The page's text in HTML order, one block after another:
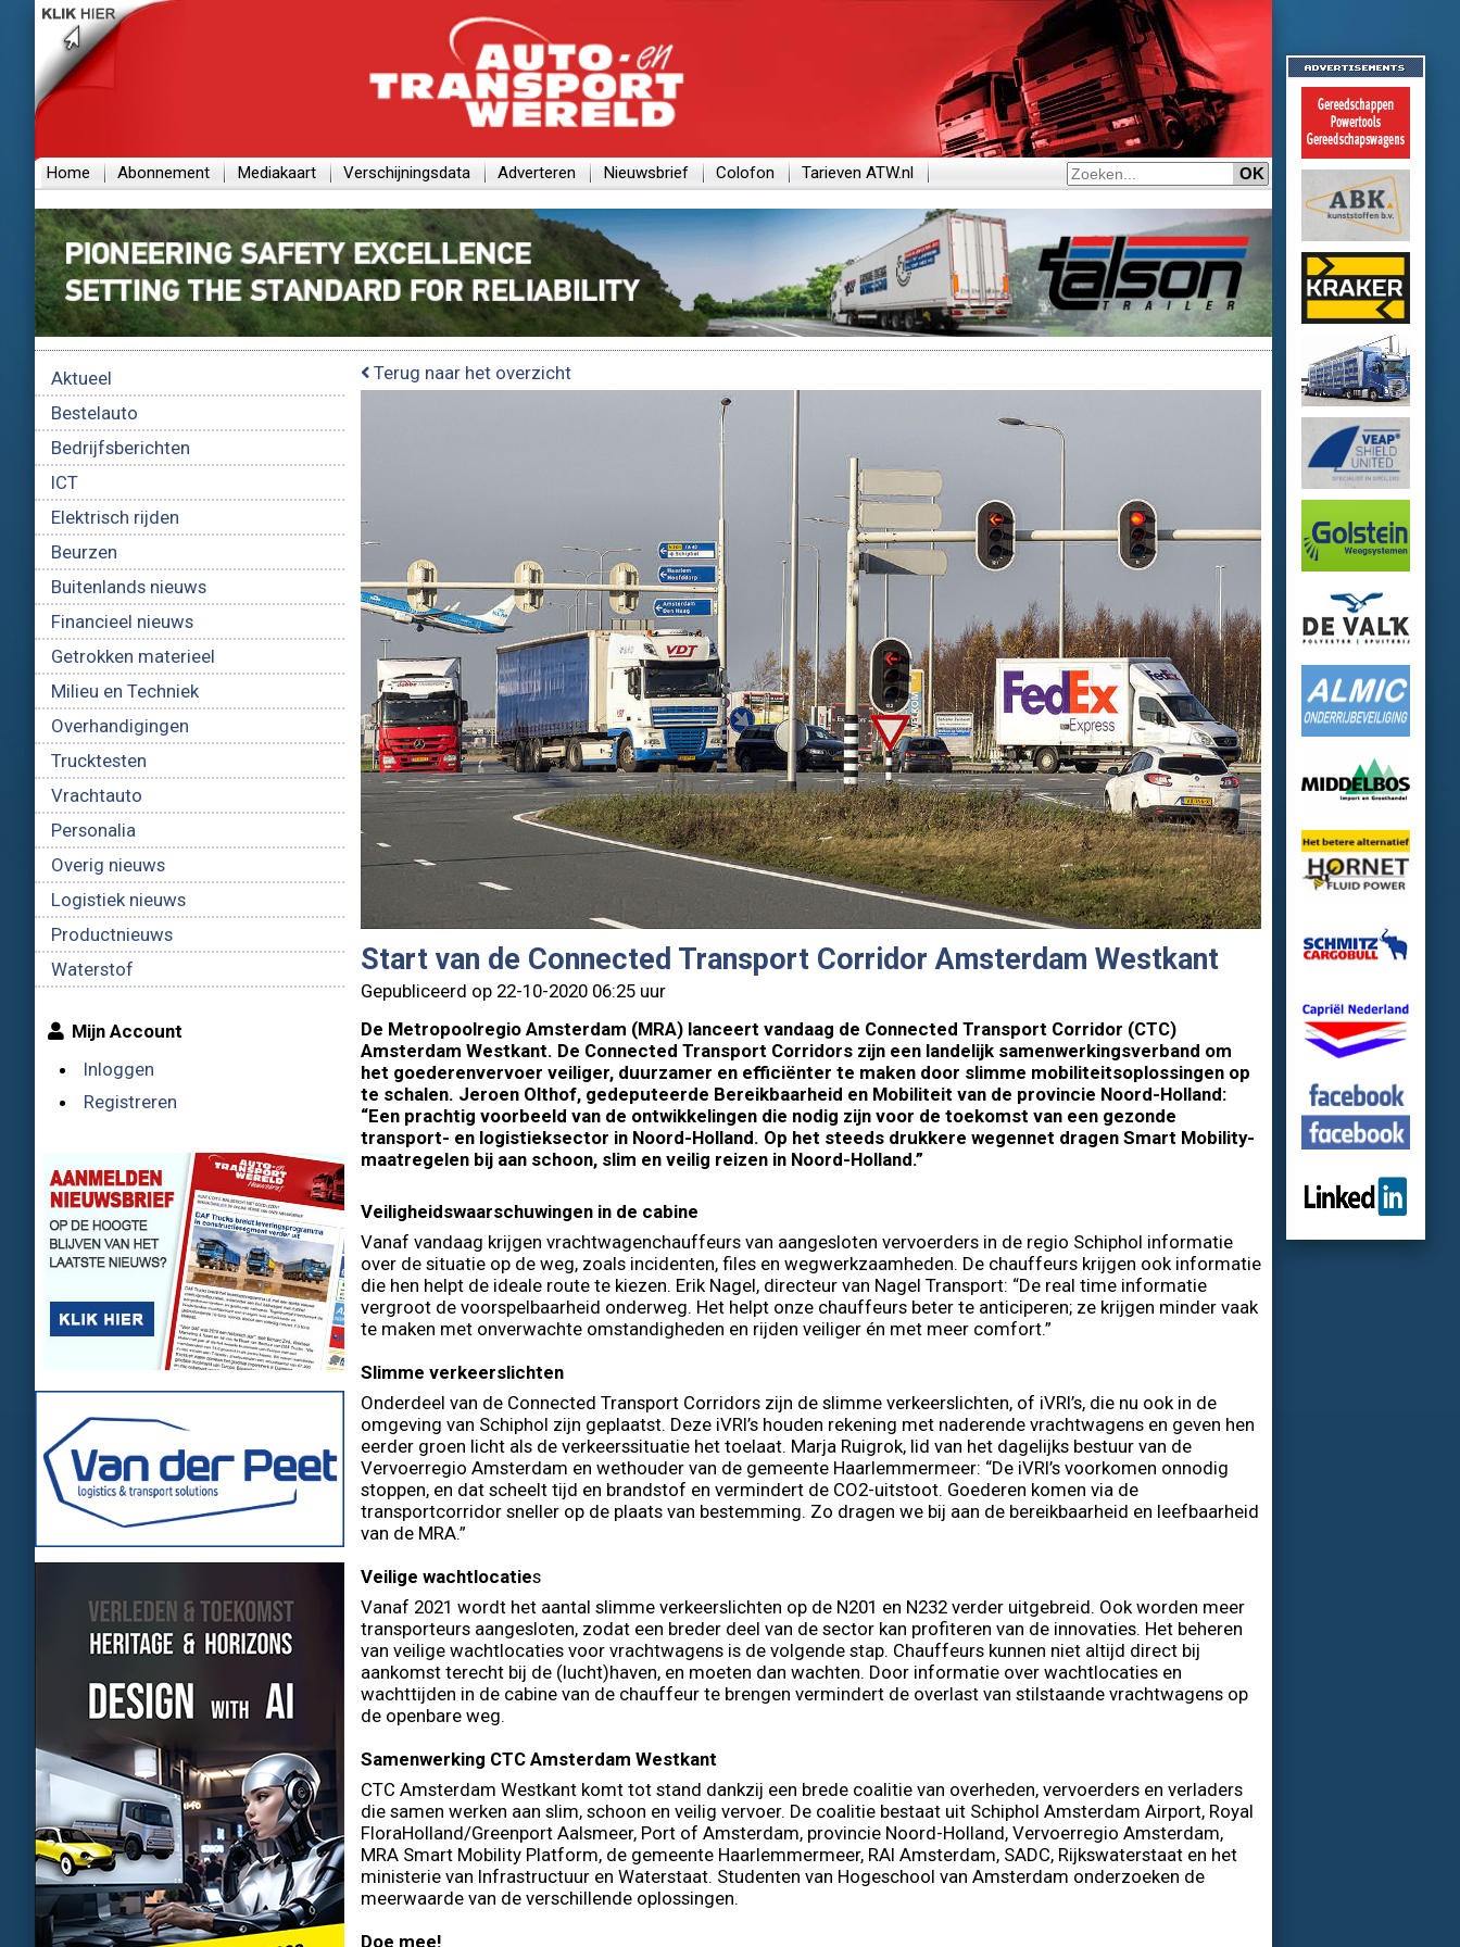
Home Abonnement Mediakaart Verschijningsdata Adverteren Nieuwsbrief Colofon Tarieven ATW.nl
Aktueel
Bestelauto
Bedrijfsberichten
ICT
Elektrisch rijden
Beurzen
Buitenlands nieuws
Financieel nieuws
Getrokken materieel
Milieu en Techniek
Overhandigingen
Trucktesten
Vrachtauto
Personalia
Overig nieuws
Logistiek nieuws
Productnieuws
Waterstof
Mijn Account
Inloggen
Registreren
Terug naar het overzicht
Start van de Connected Transport Corridor Amsterdam Westkant
Gepubliceerd op 22-10-2020 06:25 uur
De Metropoolregio Amsterdam (MRA) lanceert vandaag de Connected Transport Corridor (CTC)
Amsterdam Westkant. De Connected Transport Corridors zijn een landelijk samenwerkingsverband om
het goederenvervoer veiliger, duurzamer en efficiënter te maken door slimme mobiliteitsoplossingen op
te schalen. Jeroen Olthof, gedeputeerde Bereikbaarheid en Mobiliteit van de provincie Noord-Holland:
“Een prachtig voorbeeld van de ontwikkelingen die nodig zijn voor de toekomst van een gezonde
transport- en logistieksector in Noord-Holland. Op het steeds drukkere wegennet dragen Smart Mobility-
maatregelen bij aan schoon, slim en veilig reizen in Noord-Holland.”
Veiligheidswaarschuwingen in de cabine
Vanaf vandaag krijgen vrachtwagenchauffeurs van aangesloten vervoerders in de regio Schiphol informatie
over de situatie op de weg, zoals incidenten, files en wegwerkzaamheden. De chauffeurs krijgen ook informatie
die hen helpt de ideale route te kiezen. Erik Nagel, directeur van Nagel Transport: “De real time informatie
vergroot de voorspelbaarheid onderweg. Het helpt onze chauffeurs beter te anticiperen; ze krijgen minder vaak
te maken met onverwachte omstandigheden en rijden veiliger én met meer comfort.”
Slimme verkeerslichten
Onderdeel van de Connected Transport Corridors zijn de slimme verkeerslichten, of iVRI’s, die nu ook in de
omgeving van Schiphol zijn geplaatst. Deze iVRI’s houden rekening met naderende vrachtwagens en geven hen
eerder groen licht als de verkeerssituatie het toelaat. Marja Ruigrok, lid van het dagelijks bestuur van de
Vervoerregio Amsterdam en wethouder van de gemeente Haarlemmermeer: “De iVRI’s voorkomen onnodig
stoppen, en dat scheelt tijd en brandstof en vermindert de CO2-uitstoot. Goederen komen via de
transportcorridor sneller op de plaats van bestemming. Zo dragen we bij aan de bereikbaarheid en leefbaarheid
van de MRA.”
Veilige wachtlocaties
Vanaf 2021 wordt het aantal slimme verkeerslichten op de N201 en N232 verder uitgebreid. Ook worden meer
transporteurs aangesloten, zodat een breder deel van de sector kan profiteren van de innovaties. Het beheren
van veilige wachtlocaties voor vrachtwagens is de volgende stap. Chauffeurs kunnen niet altijd direct bij
aankomst terecht bij de (lucht)haven, en moeten dan wachten. Door informatie over wachtlocaties en
wachttijden in de cabine van de chauffeur te brengen vermindert de overlast van stilstaande vrachtwagens op
de openbare weg.
Samenwerking CTC Amsterdam Westkant
CTC Amsterdam Westkant komt tot stand dankzij een brede coalitie van overheden, vervoerders en verladers
die samen werken aan slim, schoon en veilig vervoer. De coalitie bestaat uit Schiphol Amsterdam Airport, Royal
FloraHolland/Greenport Aalsmeer, Port of Amsterdam, provincie Noord-Holland, Vervoerregio Amsterdam,
MRA Smart Mobility Platform, de gemeente Haarlemmermeer, RAI Amsterdam, SADC, Rijkswaterstaat en het
ministerie van Infrastructuur en Waterstaat. Studenten van Hogeschool van Amsterdam onderzoeken de
meerwaarde van de verschillende oplossingen.
Doe mee!